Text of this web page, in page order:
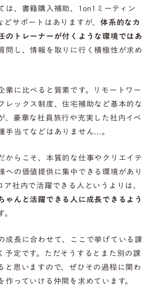
は、書籍購入補助、1on1ミーティン
サポートはありますが、 体系的なカ
のトレーナーが付くような環境ではあ
問し、情報を取りに行く積極性が求め
業に比べると質素です。リモートワー
レックス制度、住宅補助など基本的な
、豪華な社員旅行や充実した社内イベ
手当てなどはありません...。
からこそ、本質的な仕事やクリエイテ
への価値提供に集中できる環境があり
ア社内で活躍できる人というよりは、
ゃんと活躍できる人に成長できるよう
成長に合わせて、ここで挙げている課
予定です。ただそうするとまた別の課
と思いますので、ぜひその過程に関わ
作っていける仲間を求めています。